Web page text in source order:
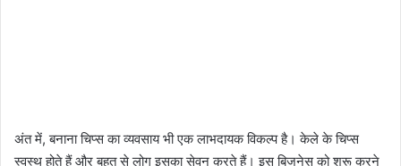
अंत में, बनाना चिप्स का व्यवसाय भी एक लाभदायक विकल्प है। केले के चिप्स
स्वस्थ होते हैं और बहुत से लोग इसका सेवन करते हैं। इस बिजनेस को शुरू करने